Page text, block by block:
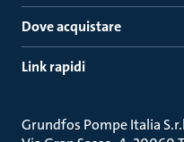
Dove acquistare
Link rapidi
Grundfos Pompe Italia